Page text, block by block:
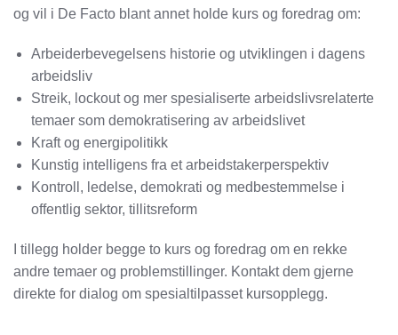
og vil i De Facto blant annet holde kurs og foredrag om:
Arbeiderbevegelsens historie og utviklingen i dagens
arbeidsliv
Streik, lockout og mer spesialiserte arbeidslivsrelaterte
temaer som demokratisering av arbeidslivet
Kraft og energipolitikk
Kunstig intelligens fra et arbeidstakerperspektiv
Kontroll, ledelse, demokrati og medbestemmelse i
offentlig sektor, tillitsreform
I tillegg holder begge to kurs og foredrag om en rekke
andre temaer og problemstillinger. Kontakt dem gjerne
direkte for dialog om spesialtilpasset kursopplegg.